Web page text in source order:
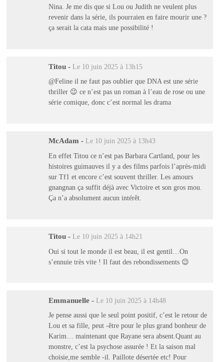
Nina. Je me dis que si Lou ou Judith ne veulent plus
revenir dans la série, ils pourraien en faire mourir une ?
ça serait la cata mais une possibilité !
Titou - Le 10 juin 2025 à 13h15
@Feline il ne faut pas oublier que DNA est une série
thriller 😉 ce n’est pas un roman à l’eau de rose ou une
série comique, donc c’est normal les drama
McAdam - Le 10 juin 2025 à 13h43
En effet Titou ce n’est pas Barbara Cartland, pour les
histoires guimauves il y a des films parfois l’après-midi
sur Tf1 et encore c’est souvent thriller. Les amours
gnangnan ça suffit déjà avec Victoire et son gros mou.
Ça n’a absolument aucun intérêt.
Titou - Le 10 juin 2025 à 14h21
Oui si tout le monde il est beau, il est gentil…On
s’ennuie très vite ! Il faut des rebondissements 😉
Emmanuelle - Le 10 juin 2025 à 14h48
Je pense aussi que le seul point positif, c’est le retour de
Lou et sa fille, peut -être pour le plus grand bonheur de
Karim… maintenant que Rayane sera absent.Quant au
monstre, c’est la psychose assurée ! Et la saison mal
choisie,me semble -il. Paillote désertée etc! Pour